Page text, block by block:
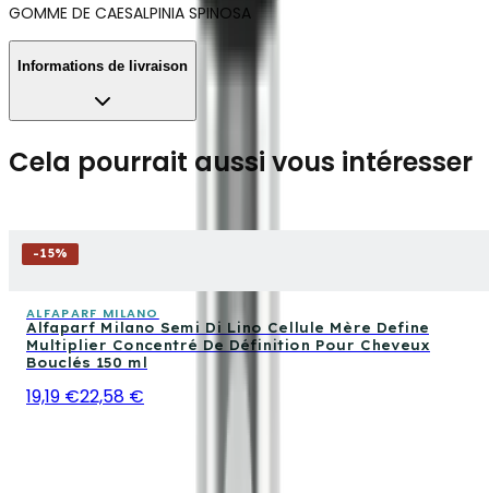
GOMME DE CAESALPINIA SPINOSA
Informations de livraison
Cela pourrait aussi vous intéresser
-15%
ALFAPARF MILANO
Alfaparf Milano Semi Di Lino Cellule Mère Define
Multiplier Concentré De Définition Pour Cheveux
Bouclés 150 ml
19,19 €22,58 €